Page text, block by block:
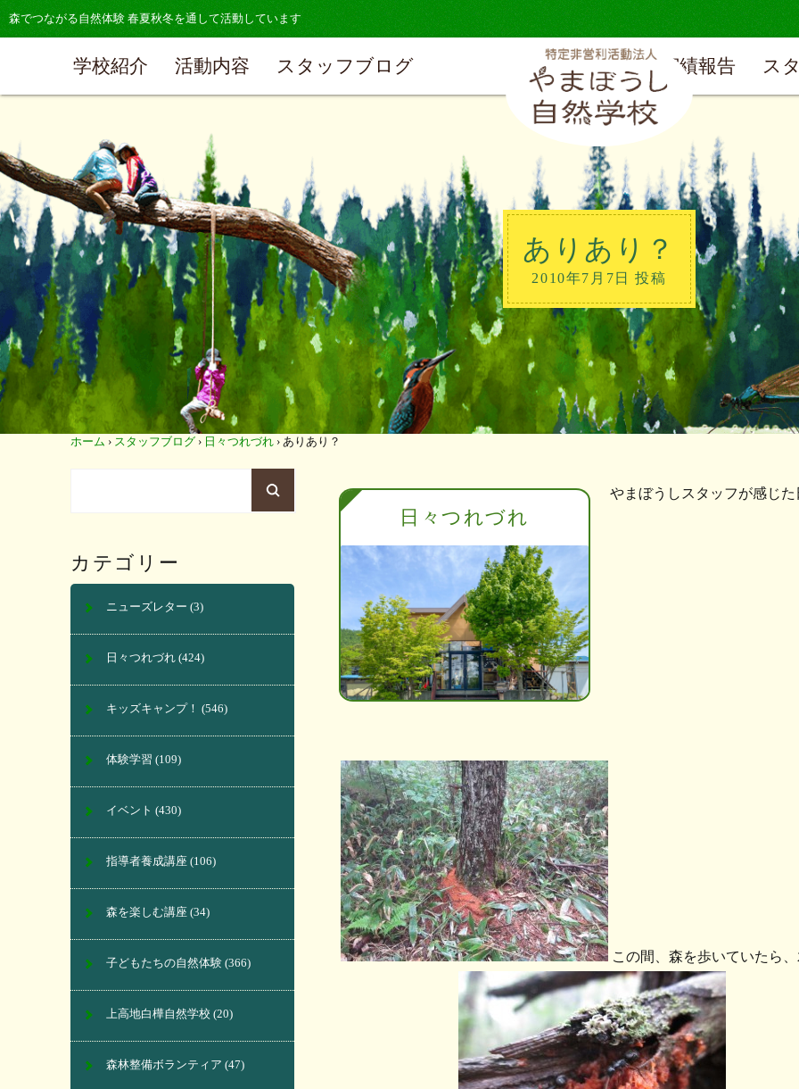
森でつながる自然体験 春夏秋冬を通して活動しています
学校紹介 活動内容 スタッフブログ 実績報告 ス
ありあり？
2010年7月7日 投稿
ホーム › スタッフブログ › 日々つれづれ › ありあり？
日々つれづれ
やまぼうしスタッフが感じた
この間、森を歩いていたら
カテゴリー
ニューズレター (3)
日々つれづれ (424)
キッズキャンプ！ (546)
体験学習 (109)
イベント (430)
指導者養成講座 (106)
森を楽しむ講座 (34)
子どもたちの自然体験 (366)
上高地白樺自然学校 (20)
森林整備ボランティア (47)